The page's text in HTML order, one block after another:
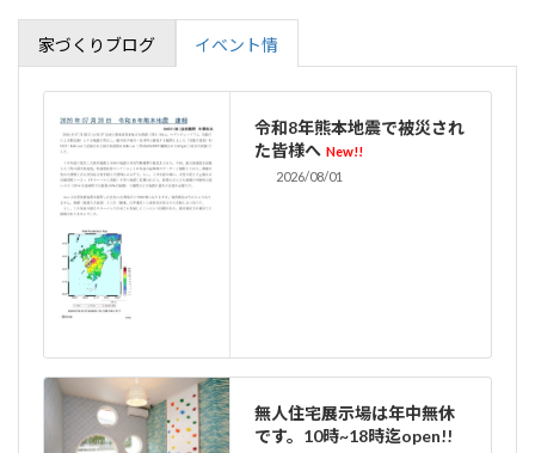
家づくりブログ イベント情
令和8年熊本地震で被災され
た皆様へ New!!
2026/08/01
無人住宅展示場は年中無休
です。10時~18時迄open!!